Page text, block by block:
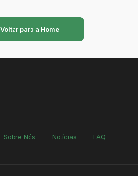
Voltar para a Home
Sobre Nós Notícias
FAQ